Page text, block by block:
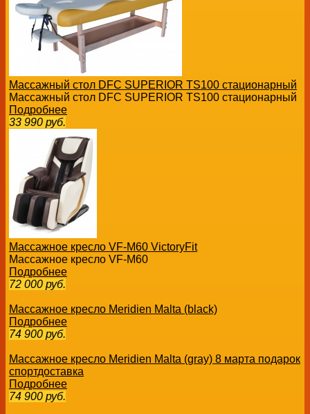
Массажный стол DFC SUPERIOR TS100 стационарный
Массажный стол DFC SUPERIOR TS100 стационарный
Подробнее
33 990 руб.
Массажное кресло VF-M60 VictoryFit
Массажное кресло VF-M60
Подробнее
72 000 руб.
Массажное кресло Meridien Malta (black)
Подробнее
74 900 руб.
Массажное кресло Meridien Malta (gray) 8 марта подарок
спортдоставка
Подробнее
74 900 руб.